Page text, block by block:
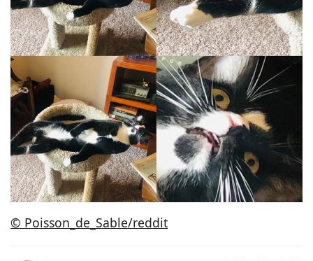
© Poisson_de_Sable/reddit